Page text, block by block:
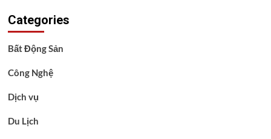
Categories
Bất Động Sản
Công Nghệ
Dịch vụ
Du Lịch